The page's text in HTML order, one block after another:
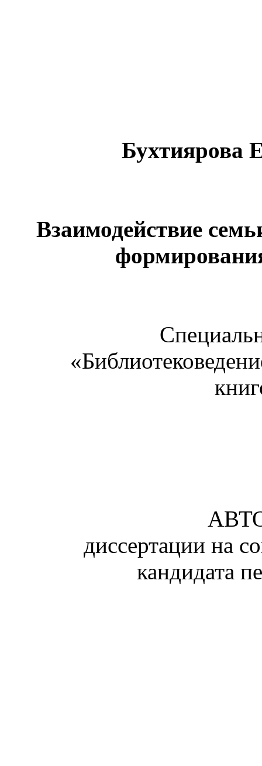
Бухтиярова
Взаимодействие
диссертации на
кандидата